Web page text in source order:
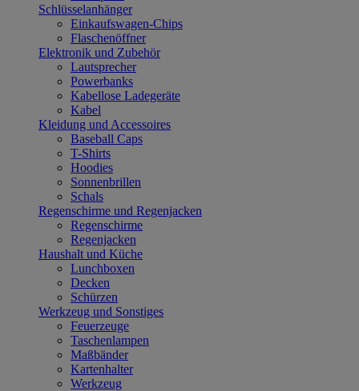
Schlüsselanhänger
Einkaufswagen-Chips
Flaschenöffner
Elektronik und Zubehör
Lautsprecher
Powerbanks
Kabellose Ladegeräte
Kabel
Kleidung und Accessoires
Baseball Caps
T-Shirts
Hoodies
Sonnenbrillen
Schals
Regenschirme und Regenjacken
Regenschirme
Regenjacken
Haushalt und Küche
Lunchboxen
Decken
Schürzen
Werkzeug und Sonstiges
Feuerzeuge
Taschenlampen
Maßbänder
Kartenhalter
Werkzeug